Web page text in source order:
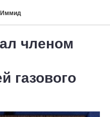
Иммид
членом
газового